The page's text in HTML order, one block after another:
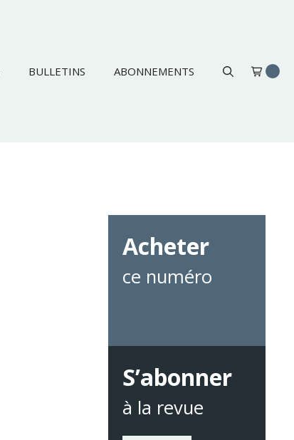
BULLETINS ABONNEMENTS
Acheter
ce numéro
S’abonner
à la revue